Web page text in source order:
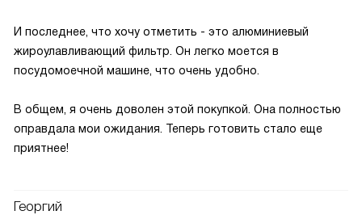
И последнее, что хочу отметить - это алюминиевый
жироулавливающий фильтр. Он легко моется в
посудомоечной машине, что очень удобно.
В общем, я очень доволен этой покупкой. Она полностью
оправдала мои ожидания. Теперь готовить стало еще
приятнее!
Георгий